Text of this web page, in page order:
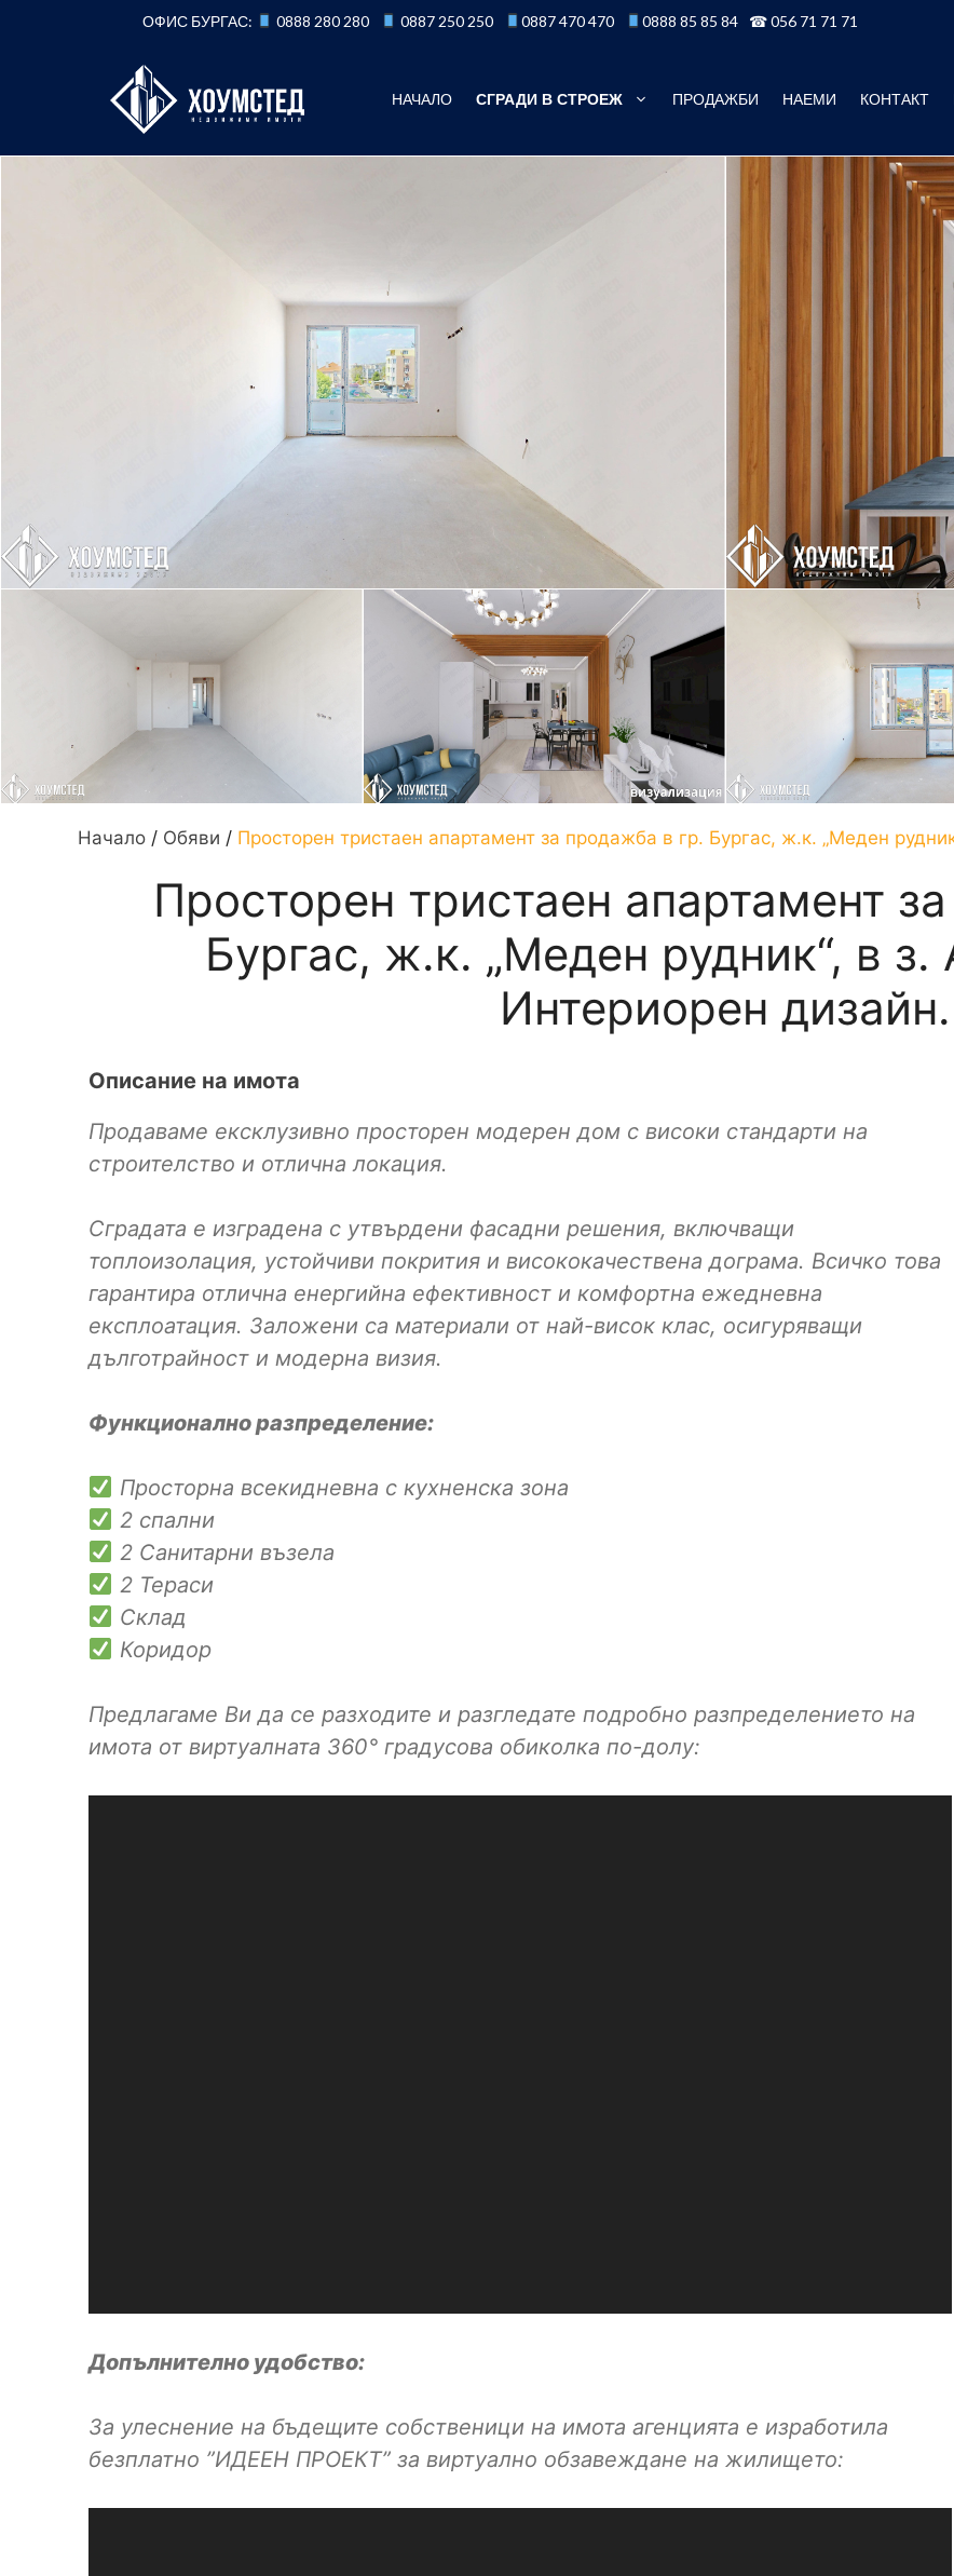
ОФИС БУРГАС: 0888 280 280 0887 250 250 0887 470 470 0888 85 85 84 ☎ 056 71 71 71
НАЧАЛО СГРАДИ В СТРОЕЖ ПРОДАЖБИ НАЕМИ КОНТАКТ
Начало / Обяви / Просторен тристаен апартамент за продажба в гр. Бургас, ж.к. „Меден
Просторен тристаен апартамент
Бургас, ж.к. „Меден рудник“, в з.
Интериорен дизайн.
Описание на имота
Продаваме ексклузивно просторен модерен дом с високи стандарти на
строителство и отлична локация.
Сградата е изградена с утвърдени фасадни решения, включващи
топлоизолация, устойчиви покрития и висококачествена дограма. Всичко това
гарантира отлична енергийна ефективност и комфортна ежедневна
експлоатация. Заложени са материали от най-висок клас, осигуряващи
дълготрайност и модерна визия.
Функционално разпределение:
Просторна всекидневна с кухненска зона
2 спални
2 Санитарни възела
2 Тераси
Склад
Коридор
Предлагаме Ви да се разходите и разгледате подробно разпределението на
имота от виртуалната 360° градусова обиколка по-долу:
Допълнително удобство:
За улеснение на бъдещите собственици на имота агенцията е изработила
безплатно ”ИДЕЕН ПРОЕКТ” за виртуално обзавеждане на жилището: